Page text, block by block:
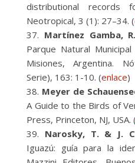
distributional records
Neotropical, 3 (1): 27–34. (
Martínez Gamba, R.
Parque Natural
Misiones, Argentina.
Serie), 163: 1-10. (enlace)
Meyer de
A Guide to the Birds of
Press, Princeton, NJ, USA. (
Narosky, T. & J.
Iguazú: guía para la